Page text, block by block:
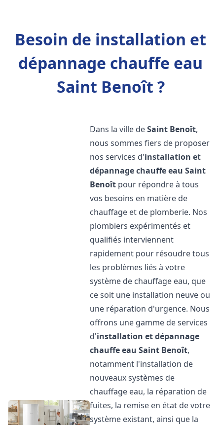
Besoin de installation et
dépannage chauffe eau
Saint Benoît ?
Dans la ville deSaint Benoît,
nous sommes fiers de proposer
nos services d'installation et
dépannage chauffe eau Saint
Benoît pour répondre à tous
vos besoins en matière de
chauffage et de plomberie. Nos
plombiers expérimentés et
qualifiés interviennent
rapidement pour résoudre tous
les problèmes liés à votre
système de chauffage eau, que
ce soit une installation neuve ou
une réparation d'urgence. Nous
offrons une gamme de services
d'installation et dépannage
chauffe eau Saint Benoît,
notamment l'installation de
nouveaux systèmes de
chauffage eau, la réparation de
fuites, la remise en état de votre
système existant, ainsi que la